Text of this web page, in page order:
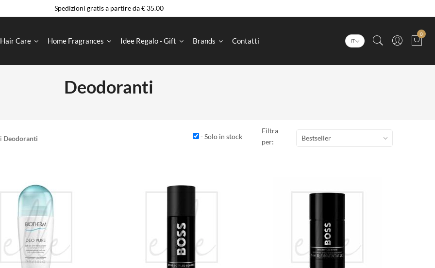
Spedizioni gratis a partire da € 35.00
Hair Care Home Fragrances Idee Regalo - Gift Brands Contatti IT
0
Deodoranti
Deodoranti - Solo in stock
Filtra
per:
Bestseller